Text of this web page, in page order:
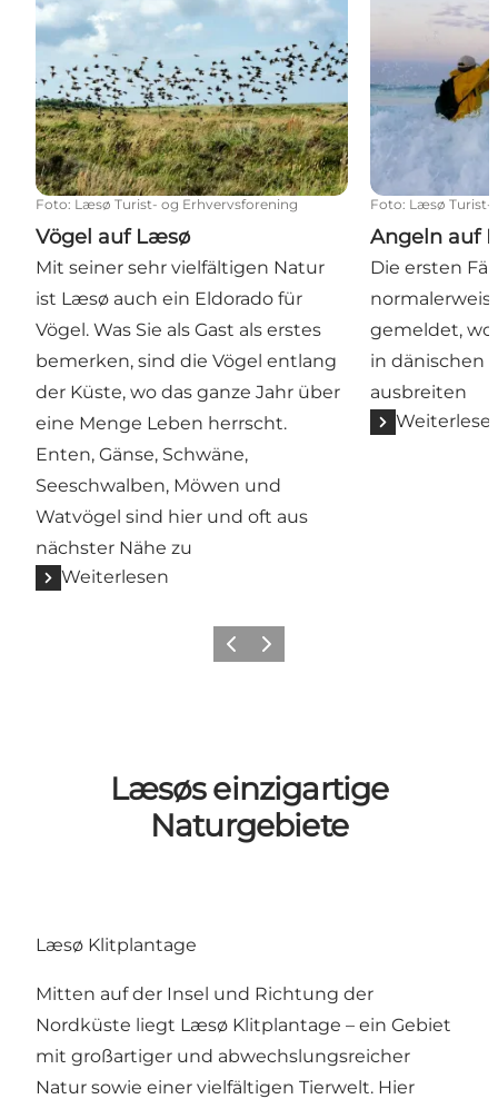
Foto: Læsø Turist- og Erhvervsforening
Vögel auf Læsø
Mit seiner sehr vielfältigen Natur
ist Læsø auch ein Eldorado für
Vögel. Was Sie als Gast als erstes
bemerken, sind die Vögel entlang
der Küste, wo das ganze Jahr über
eine Menge Leben herrscht.
Enten, Gänse, Schwäne,
Seeschwalben, Möwen und
Watvögel sind hier und oft aus
nächster Nähe zu
Weiterlesen
Foto: Læsø Turist-
Angeln auf
Die ersten
gemeldet,
in dänischen
ausbreiten
Vorherige Folie
Nächste Folie
Læsøs einzigartige
Naturgebiete
Læsø Klitplantage
Mitten auf der Insel und Richtung der
Nordküste liegt Læsø Klitplantage – ein Gebiet
mit großartiger und abwechslungsreicher
Natur sowie einer vielfältigen Tierwelt. Hier